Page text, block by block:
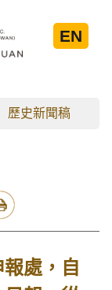
EN
歷史新聞稿
處，自